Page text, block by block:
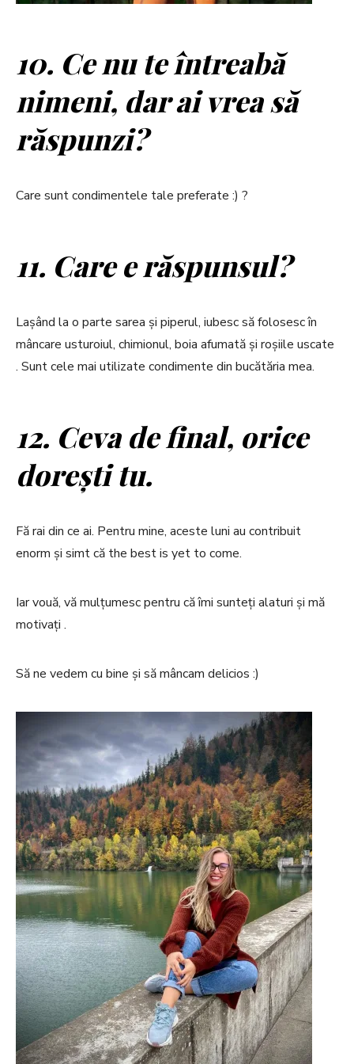
10. Ce nu te întreabă
nimeni, dar ai vrea să
răspunzi?
Care sunt condimentele tale preferate :) ?
11. Care e răspunsul?
Lașând la o parte sarea și piperul, iubesc să folosesc în
mâncare usturoiul, chimionul, boia afumată și roșiile uscate
. Sunt cele mai utilizate condimente din bucătăria mea.
12. Ceva de final, orice
dorești tu.
Fă rai din ce ai. Pentru mine, aceste luni au contribuit
enorm și simt că the best is yet to come.
Iar vouă, vă mulțumesc pentru că îmi sunteți alaturi și mă
motivați .
Să ne vedem cu bine și să mâncam delicios :)